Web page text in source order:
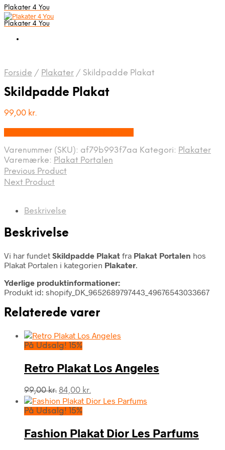
Plakater 4 You
Plakater 4 You
Forside / Plakater / Skildpadde Plakat
Skildpadde Plakat
99,00 kr.
Varenummer (SKU): af79b993f7aa Kategori: Plakater
Varemærke: Plakat Portalen
Previous Product
Next Product
Beskrivelse
Beskrivelse
Vi har fundet Skildpadde Plakat fra Plakat Portalen hos
Plakat Portalen i kategorien Plakater.
Yderlige produktinformationer:
Produkt id: shopify_DK_9652689797443_49676543033667
Relaterede varer
På Udsalg! 15%
Retro Plakat Los Angeles
99,00kr. Den
oprindelige
pris
99,00 kr..
84,00 kr.
aktuelle
84,00 kr..
På Udsalg! 15%
Fashion Plakat Dior Les Parfums